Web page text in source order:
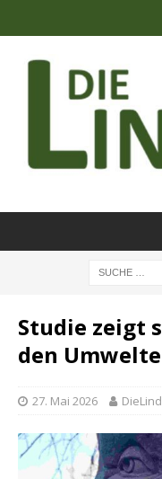
Studie zeigt
den
27. Mai 2026